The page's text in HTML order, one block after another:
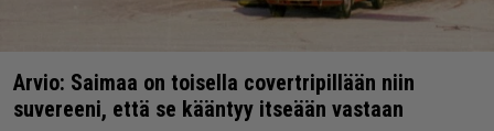
Arvio: Saimaa on toisella covertripillään niin
suvereeni, että se kääntyy itseään vastaan